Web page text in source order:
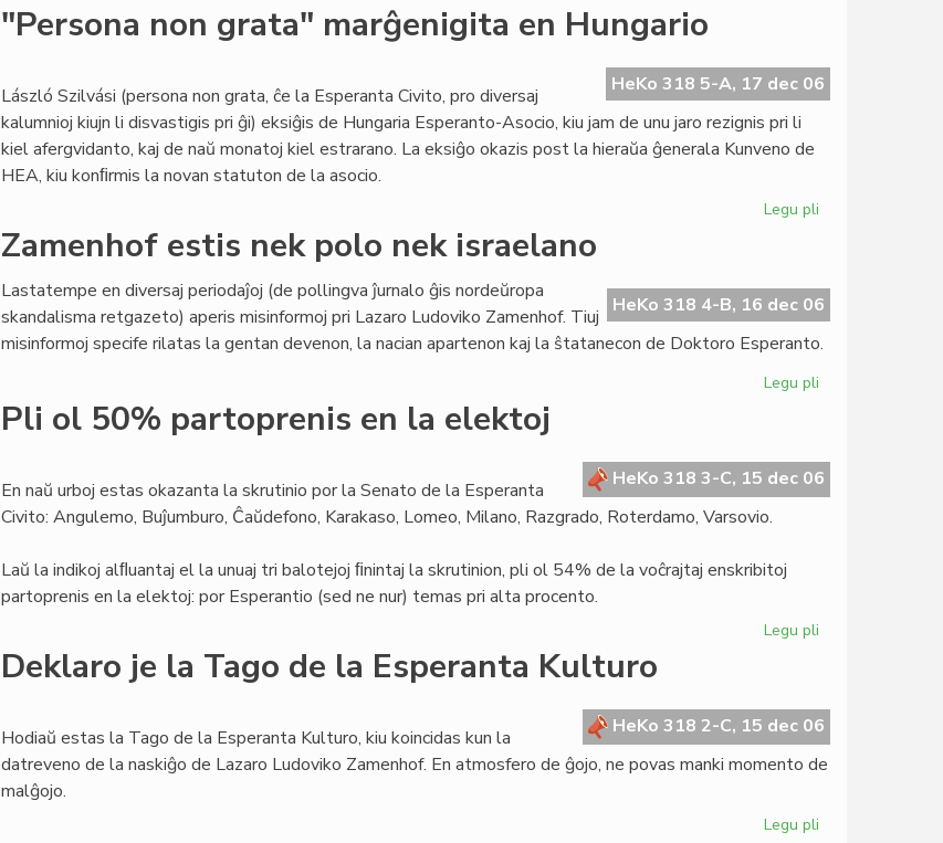
Senato
"Persona non grata" marĝenigita en Hungario
HeKo 318 5-A, 17 dec 06
László Szilvási (persona non grata, ĉe la Esperanta Civito, pro diversaj
kalumnioj kiujn li disvastigis pri ĝi) eksiĝis de Hungaria Esperanto-Asocio, kiu jam de unu jaro rezignis pri li
kiel afergvidanto, kaj de naŭ monatoj kiel estrarano. La eksiĝo okazis post la hieraŭa ĝenerala Kunveno de
HEA, kiu konﬁrmis la novan statuton de la asocio.
Legu pli
marĝenigita
en
Hungario
Zamenhof estis nek polo nek israelano
HeKo 318 4-B, 16 dec 06
Lastatempe en diversaj periodaĵoj (de pollingva ĵurnalo ĝis nordeŭropa
skandalisma retgazeto) aperis misinformoj pri Lazaro Ludoviko Zamenhof. Tiuj
misinformoj specife rilatas la gentan devenon, la nacian apartenon kaj la ŝtatanecon de Doktoro Esperanto.
Legu pli
polo
nek
Pli ol 50% partoprenis en la elektoj
HeKo 318 3-C, 15 dec 06
En naŭ urboj estas okazanta la skrutinio por la Senato de la Esperanta
Civito: Angulemo, Buĵumburo, Ĉaŭdefono, Karakaso, Lomeo, Milano, Razgrado, Roterdamo, Varsovio.
Laŭ la indikoj alﬂuantaj el la unuaj tri balotejoj ﬁnintaj la skrutinion, pli ol 54% de la voĉrajtaj enskribitoj
partoprenis en la elektoj: por Esperantio (sed ne nur) temas pri alta procento.
Legu pli
partoprenis
en
la
Deklaro je la Tago de la Esperanta Kulturo
HeKo 318 2-C, 15 dec 06
Hodiaŭ estas la Tago de la Esperanta Kulturo, kiu koincidas kun la
datreveno de la naskiĝo de Lazaro Ludoviko Zamenhof. En atmosfero de ĝojo, ne povas manki momento de
malĝojo.
Legu pli